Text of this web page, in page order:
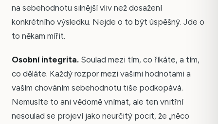
na sebehodnotu silnější vliv než dosažení
konkrétního výsledku. Nejde o to být úspěšný. Jde o
to někam mířit.
Osobní integrita. Soulad mezi tím, co říkáte, a tím,
co děláte. Každý rozpor mezi vašimi hodnotami a
vaším chováním sebehodnotu tiše podkopává.
Nemusíte to ani vědomě vnímat, ale ten vnitřní
nesoulad se projeví jako neurčitý pocit, že „něco